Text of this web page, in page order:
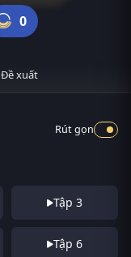
0
Đề xuất
Rút gọn
Tập 3
Tập 6